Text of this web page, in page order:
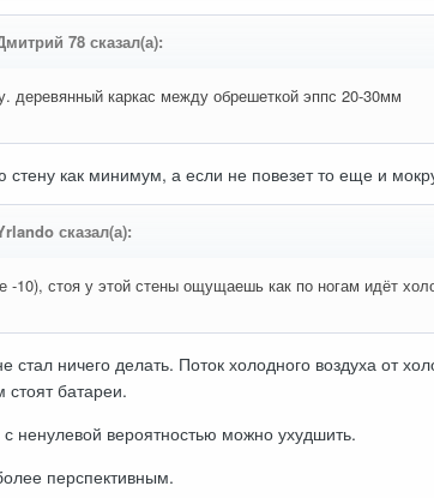
78 сказал(а):
деревянный каркас между обрешеткой эппс 20-30мм
как минимум, а если не повезет то еще и
сказал(а):
-10), стоя у этой стены ощущаешь как по ногам идёт
ничего делать. Поток холодного воздуха от
стоят батареи.
ненулевой вероятностью можно ухудшить.
перспективным.